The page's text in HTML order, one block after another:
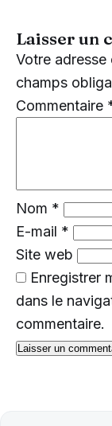
Laisser un
Votre adresse
champs
Commentaire
Nom *
E-mail *
Site web
Enregistrer
dans le
commentaire.